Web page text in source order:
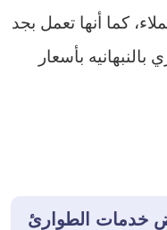
كما أنها تعمل بجد
بأسعار
خدمات الطوارئ